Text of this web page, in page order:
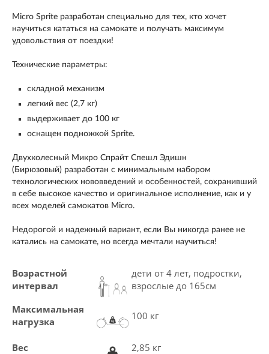
Micro Sprite разработан специально для тех, кто хочет
научиться кататься на самокате и получать максимум
удовольствия от поездки!
Технические параметры:
складной механизм
легкий вес (2,7 кг)
выдерживает до 100 кг
оснащен подножкой Sprite.
Двухколесный Микро Спрайт Спешл Эдишн
(Бирюзовый) разработан с минимальным набором
технологических нововведений и особенностей, сохранивший
в себе высокое качество и оригинальное исполнение, как и у
всех моделей самокатов Мicro.
Недорогой и надежный вариант, если Вы никогда ранее не
катались на самокате, но всегда мечтали научиться!
Возрастной
интервал
дети от 4 лет, подростки,
взрослые до 165см
Максимальная
нагрузка
100 кг
Вес 2,85 кг